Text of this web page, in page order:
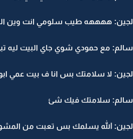
لجين: ههههه طيب سلومي انت وين
سالم: مع حمودي شوي جاي البيت ليه
لجين: لا سلامتك بس انا ف بيت عمي
سالم: سلامتك فيك شئ
لجين: الله يسلمك بس تعبت من